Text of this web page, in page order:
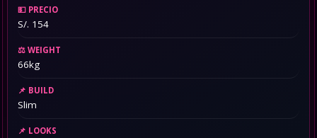
PRECIO
S/. 154
WEIGHT
66kg
BUILD
Slim
LOOKS